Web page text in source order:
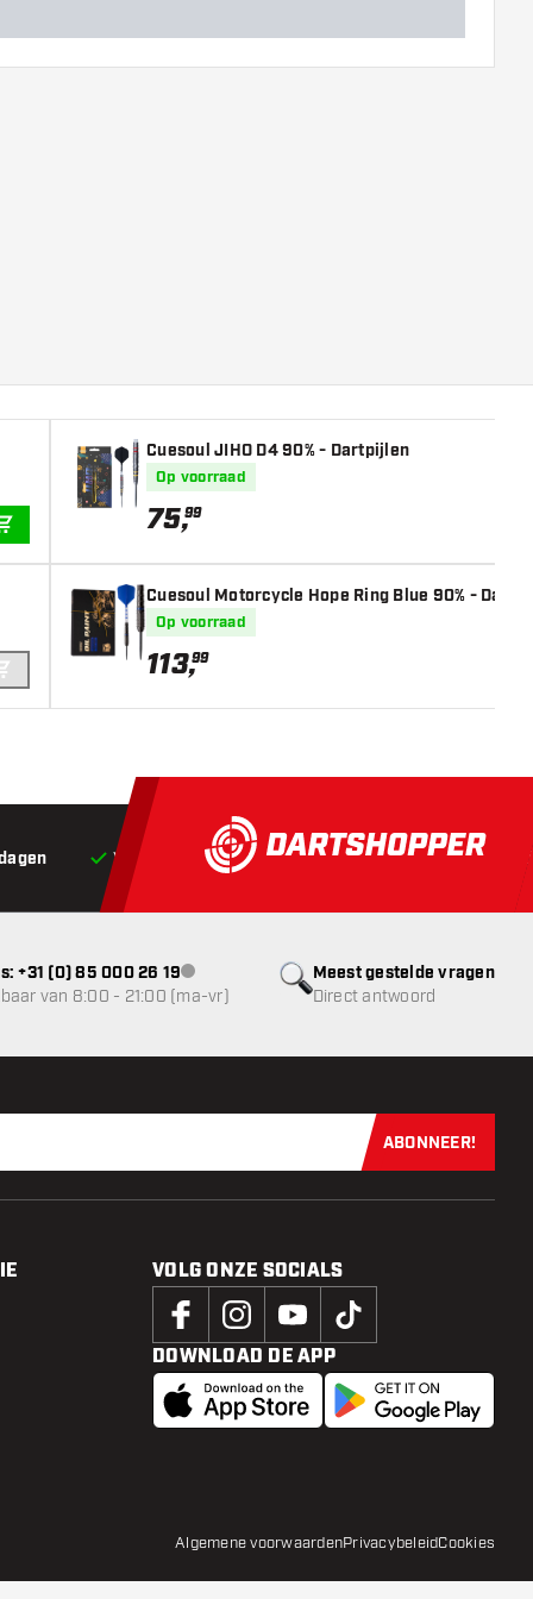
IN WINKELWAGEN
Cuesoul JIHO D4 90% - Dartpijlen
Op voorraad
75,99
Cuesoul Motorcycle Hope Ring Blue 90% -
Op voorraad
113,99
Voor 22:00 besteld,vandaag verstuurd*
Meest gestelde vragen
Direct antwoord
+31 (0) 85 000 26 19klantenservice niet beschikbaar
van 8:00 - 21:00 (ma-vr)
Schrijf je
ABONNEER!
VOLG ONZE SOCIALS
DOWNLOAD DE APP
Algemene voorwaardenPrivacybeleidCookies